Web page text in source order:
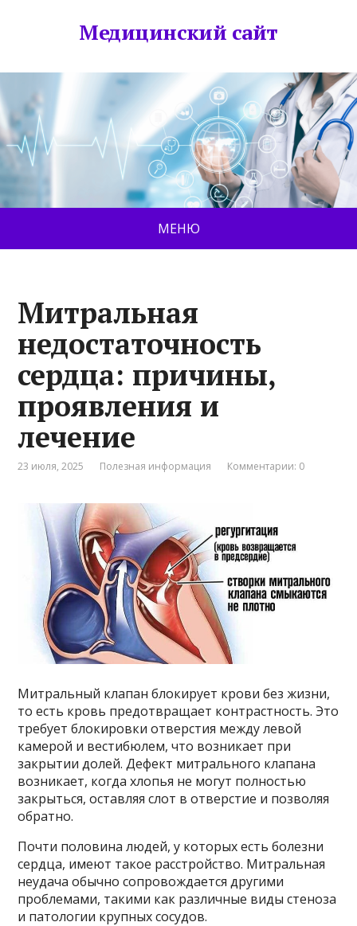
Медицинский сайт
МЕНЮ
Митральная
недостаточность
сердца: причины,
проявления и
лечение
23 июля, 2025 Полезная информация Комментарии: 0
Митральный клапан блокирует крови без жизни,
то есть кровь предотвращает контрастность. Это
требует блокировки отверстия между левой
камерой и вестибюлем, что возникает при
закрытии долей. Дефект митрального клапана
возникает, когда хлопья не могут полностью
закрыться, оставляя слот в отверстие и позволяя
обратно.
Почти половина людей, у которых есть болезни
сердца, имеют такое расстройство. Митральная
неудача обычно сопровождается другими
проблемами, такими как различные виды стеноза
и патологии крупных сосудов.